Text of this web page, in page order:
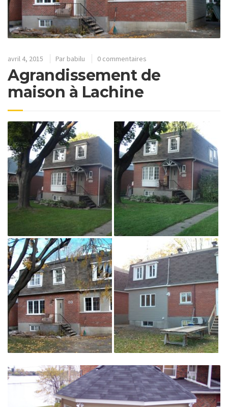
avril 4, 2015 Par babilu 0 commentaires
Agrandissement de
maison à Lachine